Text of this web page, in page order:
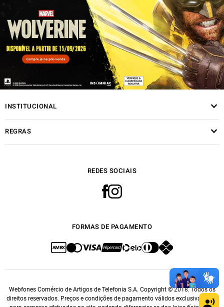
INSTITUCIONAL
REGRAS
REDES SOCIAIS
FORMAS DE PAGAMENTO
Webfones Comércio de Artigos de Telefonia S.A. Copyright © 2018. Todos os
direitos reservados. Preços e condições de pagamento válidos exclusivamente